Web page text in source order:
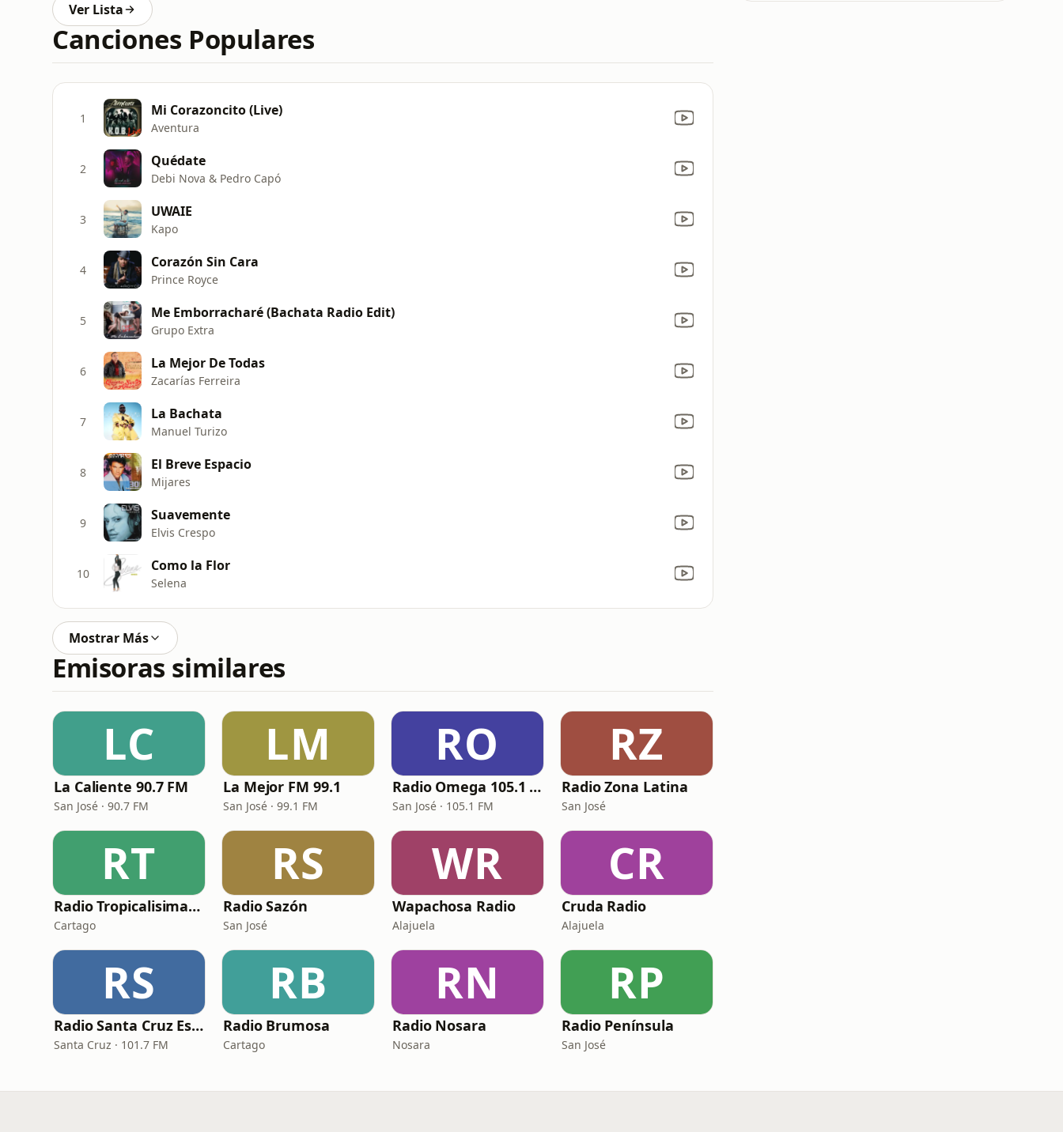
Ver Lista
Canciones Populares
1 Mi Corazoncito (Live)
Aventura
2 Quédate
Debi Nova & Pedro Capó
3 UWAIE
Kapo
4 Corazón Sin Cara
Prince Royce
5 Me Emborracharé (Bachata Radio Edit)
Grupo Extra
6 La Mejor De Todas
Zacarías Ferreira
7 La Bachata
Manuel Turizo
8 El Breve Espacio
Mijares
9 Suavemente
Elvis Crespo
10 Como la Flor
Selena
Mostrar Más
Emisoras similares
LC
La Caliente 90.7 FM
San José · 90.7 FM
LM
La Mejor FM 99.1
San José · 99.1 FM
RO
Radio Omega 105.1 FM
San José · 105.1 FM
RZ
Radio Zona Latina
San José
RT
Radio Tropicalisima CR
Cartago
RS
Radio Sazón
San José
WR
Wapachosa Radio
Alajuela
CR
Cruda Radio
Alajuela
RS
Radio Santa Cruz Estéreo
Santa Cruz · 101.7 FM
RB
Radio Brumosa
Cartago
RN
Radio Nosara
Nosara
RP
Radio Península
San José